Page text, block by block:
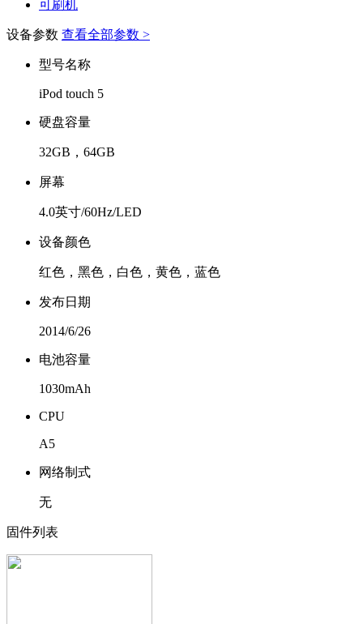
可刷机
设备参数 查看全部参数 >
型号名称
iPod touch 5
硬盘容量
32GB，64GB
屏幕
4.0英寸/60Hz/LED
设备颜色
红色，黑色，白色，黄色，蓝色
发布日期
2014/6/26
电池容量
1030mAh
CPU
A5
网络制式
无
固件列表